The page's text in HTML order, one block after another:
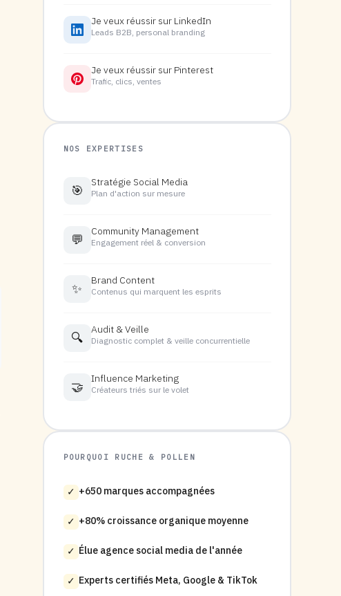
Je veux réussir sur LinkedIn
Leads B2B, personal branding
Je veux réussir sur Pinterest
Trafic, clics, ventes
NOS EXPERTISES
🎯
Stratégie Social Media
Plan d'action sur mesure
💬
Community Management
Engagement réel & conversion
✨
Brand Content
Contenus qui marquent les esprits
🔍
Audit & Veille
Diagnostic complet & veille concurrentielle
🤝
Influence Marketing
Créateurs triés sur le volet
POURQUOI RUCHE & POLLEN
✓ +650 marques accompagnées
✓ +80% croissance organique moyenne
✓ Élue agence social media de l'année
✓ Experts certifiés Meta, Google & TikTok